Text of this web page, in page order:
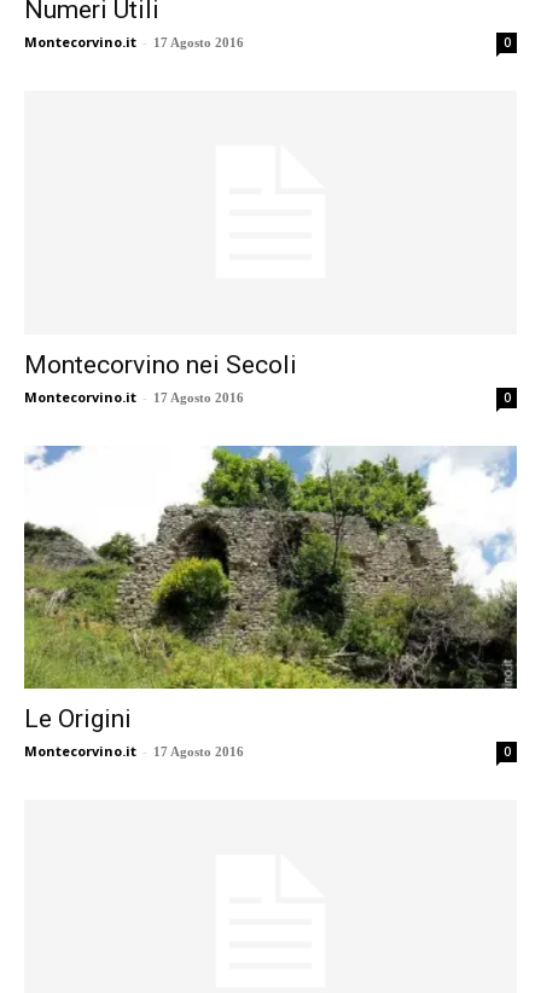
Numeri Utili
Montecorvino.it - 17 Agosto 2016 0
Montecorvino nei Secoli
Montecorvino.it - 17 Agosto 2016 0
Le Origini
Montecorvino.it - 17 Agosto 2016 0